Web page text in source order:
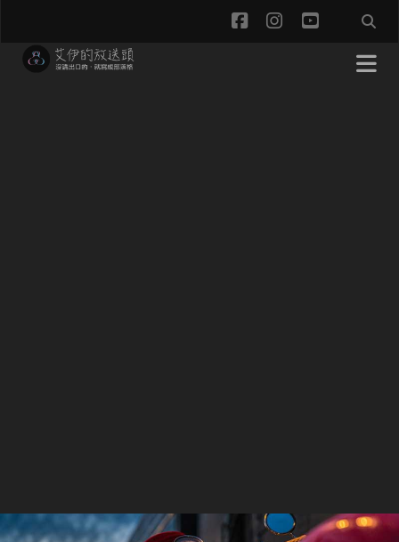
facebook
instagram
youtube